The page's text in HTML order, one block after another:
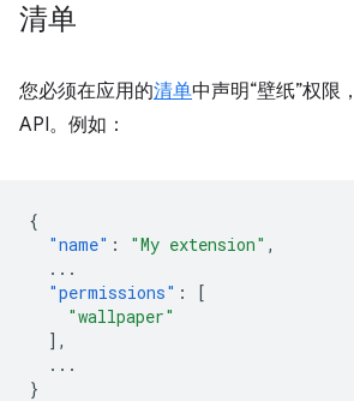
清单
您必须在应用的清单中声明“壁纸”权限
API。例如：
{
"name" : "My extension" ,
...
"permissions" :
[
"wallpaper"
],
...
}